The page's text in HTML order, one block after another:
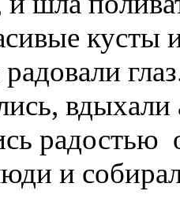
кусты
и